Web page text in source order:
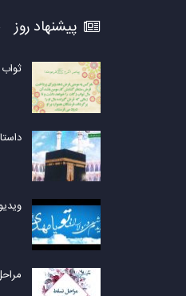
پیشنهاد روز